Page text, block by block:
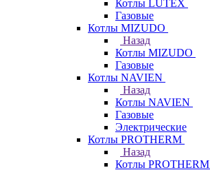
Котлы LUTEX
Газовые
Котлы MIZUDO
Назад
Котлы MIZUDO
Газовые
Котлы NAVIEN
Назад
Котлы NAVIEN
Газовые
Электрические
Котлы PROTHERM
Назад
Котлы PROTHERM